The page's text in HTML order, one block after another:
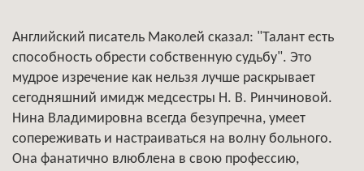
Английский писатель Маколей сказал: "Талант есть
способность обрести собственную судьбу". Это
мудрое изречение как нельзя лучше раскрывает
сегодняшний имидж медсестры Н. В. Ринчиновой.
Нина Владимировна всегда безупречна, умеет
сопереживать и настраиваться на волну больного.
Она фанатично влюблена в свою профессию,